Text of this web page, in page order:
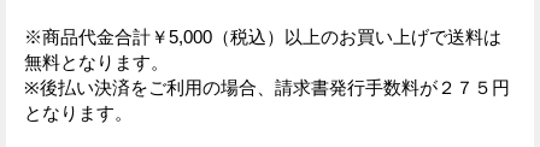
※商品代金合計￥5,000（税込）以上のお買い上げで送料は
無料となります。
※後払い決済をご利用の場合、請求書発行手数料が２７５円
となります。